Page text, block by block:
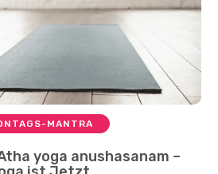
MANTRA
yoga anushasanam –